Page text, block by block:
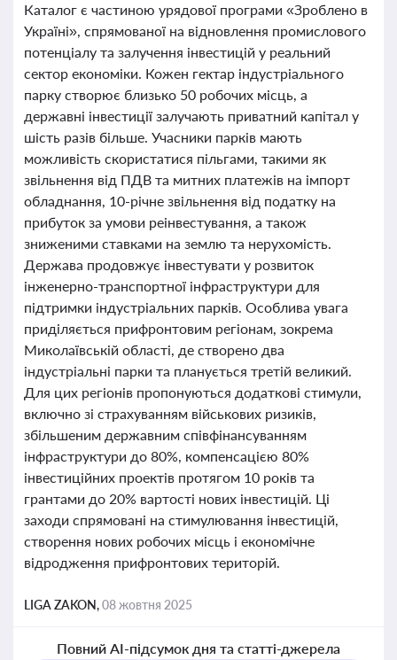
Каталог є частиною урядової програми «Зроблено в
Україні», спрямованої на відновлення промислового
потенціалу та залучення інвестицій у реальний
сектор економіки. Кожен гектар індустріального
парку створює близько 50 робочих місць, а
державні інвестиції залучають приватний капітал у
шість разів більше. Учасники парків мають
можливість скористатися пільгами, такими як
звільнення від ПДВ та митних платежів на імпорт
обладнання, 10-річне звільнення від податку на
прибуток за умови реінвестування, а також
зниженими ставками на землю та нерухомість.
Держава продовжує інвестувати у розвиток
інженерно-транспортної інфраструктури для
підтримки індустріальних парків. Особлива увага
приділяється прифронтовим регіонам, зокрема
Миколаївській області, де створено два
індустріальні парки та планується третій великий.
Для цих регіонів пропонуються додаткові стимули,
включно зі страхуванням військових ризиків,
збільшеним державним співфінансуванням
інфраструктури до 80%, компенсацією 80%
інвестиційних проектів протягом 10 років та
грантами до 20% вартості нових інвестицій. Ці
заходи спрямовані на стимулювання інвестицій,
створення нових робочих місць і економічне
відродження прифронтових територій.
LIGA ZAKON,08 жовтня 2025
Повний AI-підсумок дня та статті-джерела